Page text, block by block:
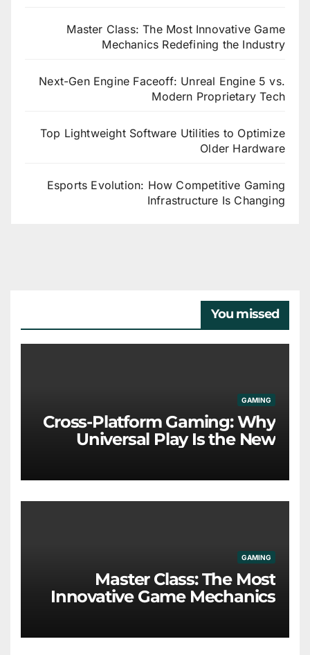
Master Class: The Most Innovative Game
Mechanics Redefining the Industry
Next-Gen Engine Faceoff: Unreal Engine 5 vs.
Modern Proprietary Tech
Top Lightweight Software Utilities to Optimize
Older Hardware
Esports Evolution: How Competitive Gaming
Infrastructure Is Changing
You missed
GAMING
Cross-Platform Gaming: Why
Universal Play Is the New
GAMING
Master Class: The Most
Innovative Game Mechanics